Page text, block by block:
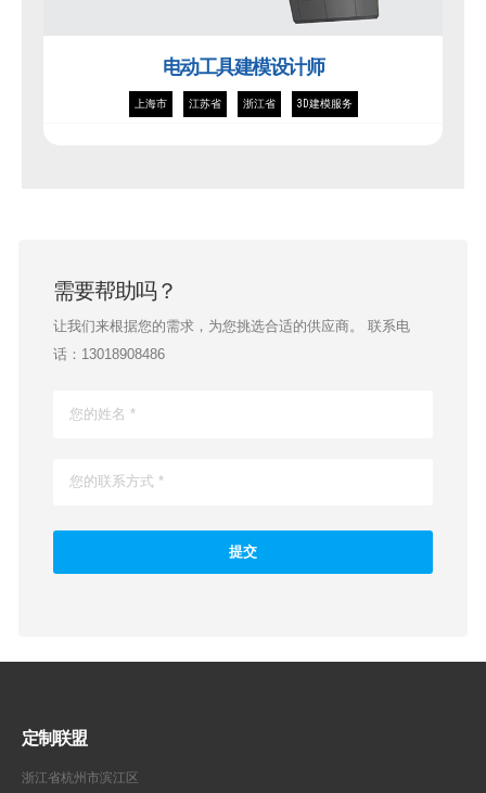
电动工具建模设计师
上海市 江苏省 浙江省 3D建模服务
需要帮助吗？
让我们来根据您的需求，为您挑选合适的供应商。 联系电
话：13018908486
定制联盟
浙江省杭州市滨江区